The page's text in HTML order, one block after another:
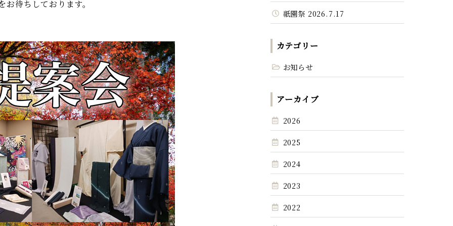
お待ちしております。
祇園祭 2026.7.17
カテゴリー
お知らせ
アーカイブ
2026
2025
2024
2023
2022